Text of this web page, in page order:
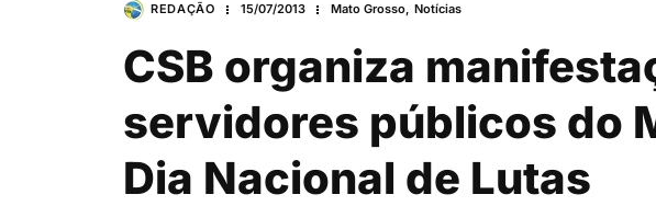
REDAÇÃO 15/07/2013 Mato Grosso, Notícias
CSB organiza
servidores públicos do
Dia Nacional de Lutas